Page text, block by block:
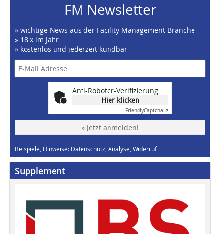
FM Newsletter
» wichtige News aus der Facility Management-Branche
» 18 x im Jahr
» kostenlos und jederzeit kündbar
Anti-Roboter-Verifizierung
Hier klicken
FriendlyCaptcha ⇗
» Jetzt anmelden!
Beispiele, Hinweise: Datenschutz, Analyse, Widerruf
Supplement